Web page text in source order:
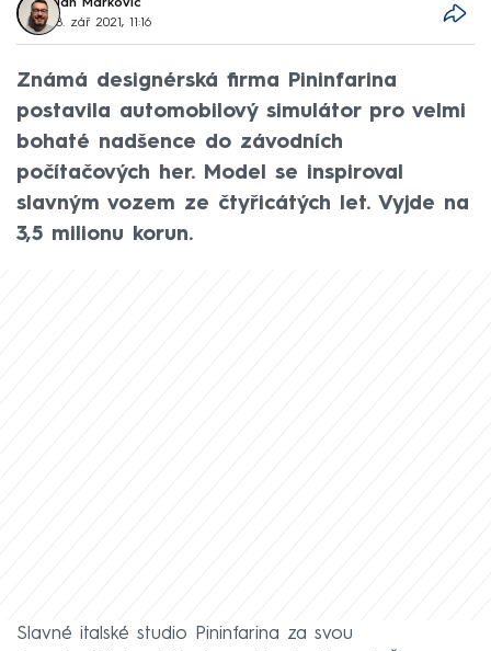
Jan Markovič
8. zář 2021, 11:16
Známá designérská firma Pininfarina
postavila automobilový simulátor pro velmi
bohaté nadšence do závodních
počítačových her. Model se inspiroval
slavným vozem ze čtyřicátých let. Vyjde na
3,5 milionu korun.
Slavné italské studio Pininfarina za svou